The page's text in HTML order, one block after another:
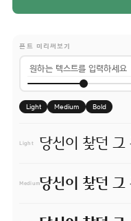
폰트 미리써보기
Light Medium Bold
Light
Medium